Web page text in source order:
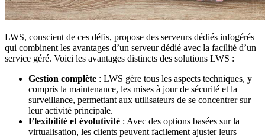
LWS, conscient de ces défis, propose des serveurs dédiés infogérés
qui combinent les avantages d’un serveur dédié avec la facilité d’un
service géré. Voici les avantages distincts des solutions LWS :
Gestion complète : LWS gère tous les aspects techniques, y
compris la maintenance, les mises à jour de sécurité et la
surveillance, permettant aux utilisateurs de se concentrer sur
leur activité principale.
Flexibilité et évolutivité : Avec des options basées sur la
virtualisation, les clients peuvent facilement ajuster leurs